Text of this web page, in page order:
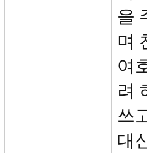
을
며
여
려
쓰
대